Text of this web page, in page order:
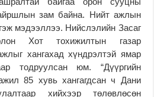
зам байна. Нийт ажлын
мэдээллээ. Нийслэлийн Засаг
Хот тохижилтын газар
хангахад хүндрэлтэй ямар
тодруулсан юм. “Дүүргийн
85 хувь хангагдсан ч Дани
хийхээр төлөвлөсөн